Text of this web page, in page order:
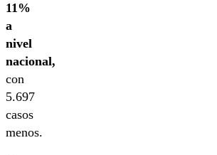
11%
a
nivel
nacional,
con
5.697
casos
menos.